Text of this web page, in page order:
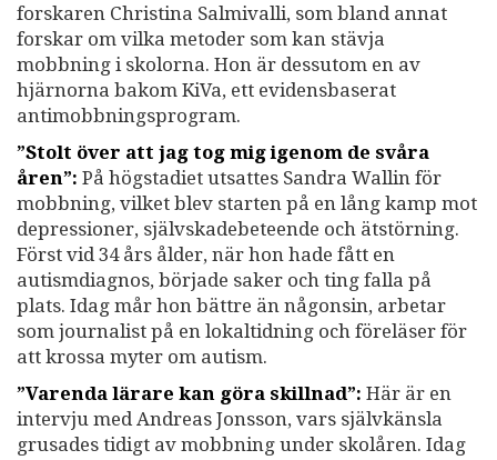
forskaren Christina Salmivalli, som bland annat
forskar om vilka metoder som kan stävja
mobbning i skolorna. Hon är dessutom en av
hjärnorna bakom KiVa, ett evidensbaserat
antimobbningsprogram.
”Stolt över att jag tog mig igenom de svåra
åren”: På högstadiet utsattes Sandra Wallin för
mobbning, vilket blev starten på en lång kamp mot
depressioner, självskadebeteende och ätstörning.
Först vid 34 års ålder, när hon hade fått en
autismdiagnos, började saker och ting falla på
plats. Idag mår hon bättre än någonsin, arbetar
som journalist på en lokaltidning och föreläser för
att krossa myter om autism.
”Varenda lärare kan göra skillnad”: Här är en
intervju med Andreas Jonsson, vars självkänsla
grusades tidigt av mobbning under skolåren. Idag